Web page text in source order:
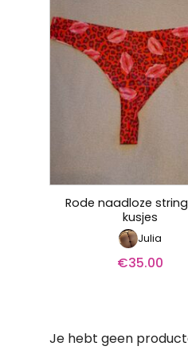
Rode naadloze
kusjes
Julia
€35.00
Je hebt geen